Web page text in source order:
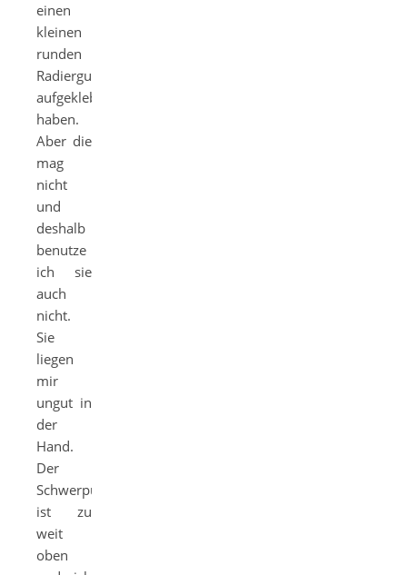
einen
kleinen
runden
Radiergummi
aufgeklebt
haben.
Aber die
mag
nicht
und
deshalb
benutze
ich sie
auch
nicht.
Sie
liegen
mir
ungut in
der
Hand.
Der
Schwerpunkt
ist zu
weit
oben